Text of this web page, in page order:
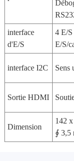
interface
d'E/S
4 E/S
E/S/
interface I2C Sens
Sortie HDMI
Dimension
142
∮ 3,5